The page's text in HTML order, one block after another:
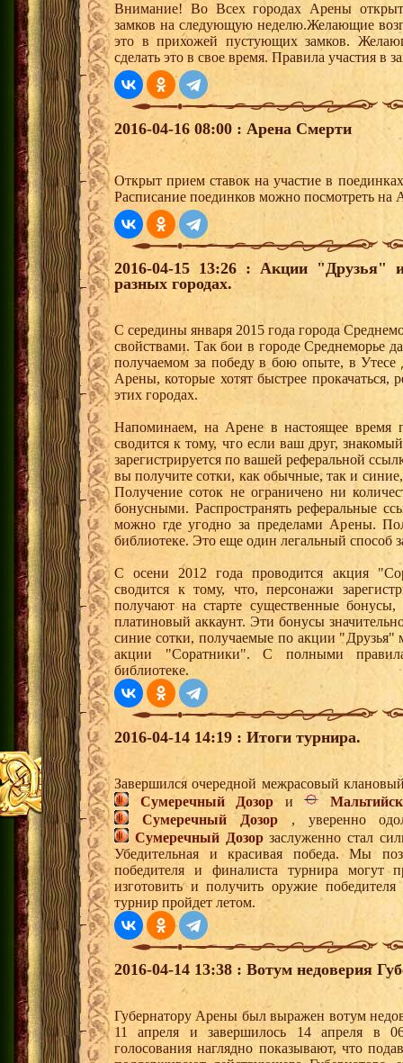
Внимание! Во Всех городах Арены
замков на следующую неделю.Желающие
это в прихожей пустующих замков.
сделать это в свое время. Правила участия в
2016-04-16 08:00 : Арена Смерти
Открыт прием ставок на участие в
Расписание поединков можно посмотреть на
2016-04-15 13:26 : Акции
разных городах.
С середины января 2015 года города
свойствами. Так бои в городе Среднеморье
получаемом за победу в бою опыте, в
Арены, которые хотят быстрее прокачаться,
этих городах.
Напоминаем, на Арене в настоящее время
сводится к тому, что если ваш друг,
зарегистрируется по вашей реферальной
вы получите сотки, как обычные, так и
Получение соток не ограничено ни
бонусными. Распространять реферальные
можно где угодно за пределами Арены.
библиотеке. Это еще один легальный способ
С осени 2012 года проводится акция
сводится к тому, что, персонажи
получают на старте существенные
платиновый аккаунт. Эти бонусы
синие сотки, получаемые по акции "Друзья"
акции "Соратники". С полными
библиотеке.
2016-04-14 14:19 : Итоги турнира.
Завершился очередной межрасовый
Сумеречный Дозори
Сумеречный Дозор, уверенно
Сумеречный Дозорзаслуженно стал
Убедительная и красивая победа. Мы
победителя и финалиста турнира могут
изготовить и получить оружие
турнир пройдет летом.
2016-04-14 13:38 : Вотум недоверия
Губернатору Арены был выражен вотум
11 апреля и завершилось 14 апреля в
голосования наглядно показывают, что